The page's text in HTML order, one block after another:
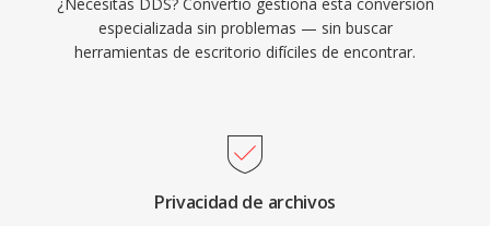
especializada sin problemas — sin buscar
herramientas de escritorio difíciles de encontrar.
Privacidad de archivos